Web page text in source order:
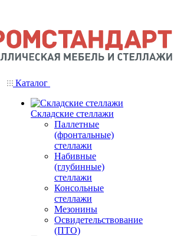
Каталог
Складские стеллажи
Паллетные
(фронтальные)
стеллажи
Набивные
(глубинные)
стеллажи
Консольные
стеллажи
Мезонины
Освидетельствование
(ПТО)